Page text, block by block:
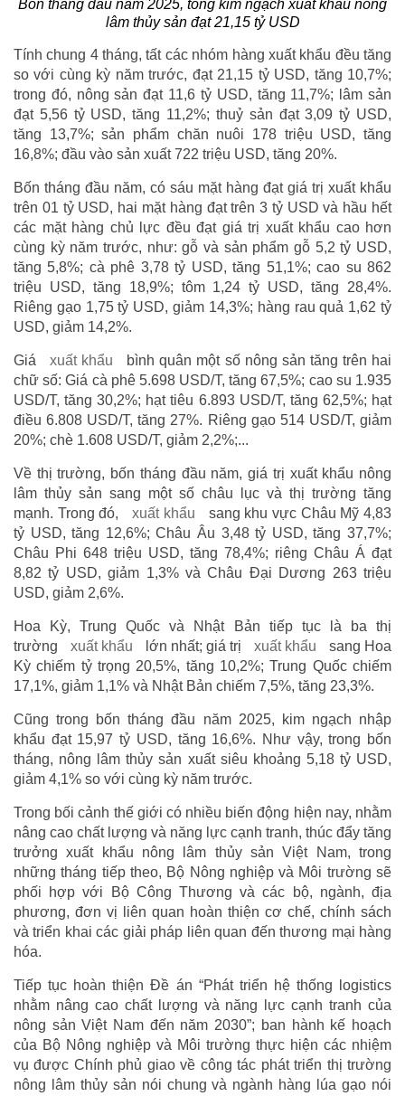
Bốn tháng đầu năm 2025, tổng kim ngạch xuất khẩu nông
lâm thủy sản đạt 21,15 tỷ USD
Tính chung 4 tháng, tất các nhóm hàng xuất khẩu đều tăng
so với cùng kỳ năm trước, đạt 21,15 tỷ USD, tăng 10,7%;
trong đó, nông sản đạt 11,6 tỷ USD, tăng 11,7%; lâm sản
đạt 5,56 tỷ USD, tăng 11,2%; thuỷ sản đạt 3,09 tỷ USD,
tăng 13,7%; sản phẩm chăn nuôi 178 triệu USD, tăng
16,8%; đầu vào sản xuất 722 triệu USD, tăng 20%.
Bốn tháng đầu năm, có sáu mặt hàng đạt giá trị xuất khẩu
trên 01 tỷ USD, hai mặt hàng đạt trên 3 tỷ USD và hầu hết
các mặt hàng chủ lực đều đạt giá trị xuất khẩu cao hơn
cùng kỳ năm trước, như: gỗ và sản phẩm gỗ 5,2 tỷ USD,
tăng 5,8%; cà phê 3,78 tỷ USD, tăng 51,1%; cao su 862
triệu USD, tăng 18,9%; tôm 1,24 tỷ USD, tăng 28,4%.
Riêng gạo 1,75 tỷ USD, giảm 14,3%; hàng rau quả 1,62 tỷ
USD, giảm 14,2%.
Giá xuất khẩu
bình quân một số nông sản tăng trên hai
chữ số: Giá cà phê 5.698 USD/T, tăng 67,5%; cao su 1.935
USD/T, tăng 30,2%; hạt tiêu 6.893 USD/T, tăng 62,5%; hạt
điều 6.808 USD/T, tăng 27%. Riêng gạo 514 USD/T, giảm
20%; chè 1.608 USD/T, giảm 2,2%;...
Về thị trường, bốn tháng đầu năm, giá trị xuất khẩu nông
lâm thủy sản sang một số châu lục và thị trường tăng
mạnh. Trong đó,
xuất khẩu
sang khu vực Châu Mỹ 4,83
tỷ USD, tăng 12,6%; Châu Âu 3,48 tỷ USD, tăng 37,7%;
Châu Phi 648 triệu USD, tăng 78,4%; riêng Châu Á đạt
8,82 tỷ USD, giảm 1,3% và Châu Đại Dương 263 triệu
USD, giảm 2,6%.
Hoa Kỳ, Trung Quốc và Nhật Bản tiếp tục là ba thị
trường
xuất khẩu lớn nhất; giá trị xuất khẩu
sang Hoa
Kỳ chiếm tỷ trọng 20,5%, tăng 10,2%; Trung Quốc chiếm
17,1%, giảm 1,1% và Nhật Bản chiếm 7,5%, tăng 23,3%.
Cũng trong bốn tháng đầu năm 2025, kim ngạch nhập
khẩu đạt 15,97 tỷ USD, tăng 16,6%. Như vậy, trong bốn
tháng, nông lâm thủy sản xuất siêu khoảng 5,18 tỷ USD,
giảm 4,1% so với cùng kỳ năm trước.
Trong bối cảnh thế giới có nhiều biến động hiện nay, nhằm
nâng cao chất lượng và năng lực cạnh tranh, thúc đẩy tăng
trưởng xuất khẩu nông lâm thủy sản Việt Nam, trong
những tháng tiếp theo, Bộ Nông nghiệp và Môi trường sẽ
phối hợp với Bộ Công Thương và các bộ, ngành, địa
phương, đơn vị liên quan hoàn thiện cơ chế, chính sách
và triển khai các giải pháp liên quan đến thương mại hàng
hóa.
Tiếp tục hoàn thiện Đề án “Phát triển hệ thống logistics
nhằm nâng cao chất lượng và năng lực cạnh tranh của
nông sản Việt Nam đến năm 2030”; ban hành kế hoạch
của Bộ Nông nghiệp và Môi trường thực hiện các nhiệm
vụ được Chính phủ giao về công tác phát triển thị trường
nông lâm thủy sản nói chung và ngành hàng lúa gạo nói